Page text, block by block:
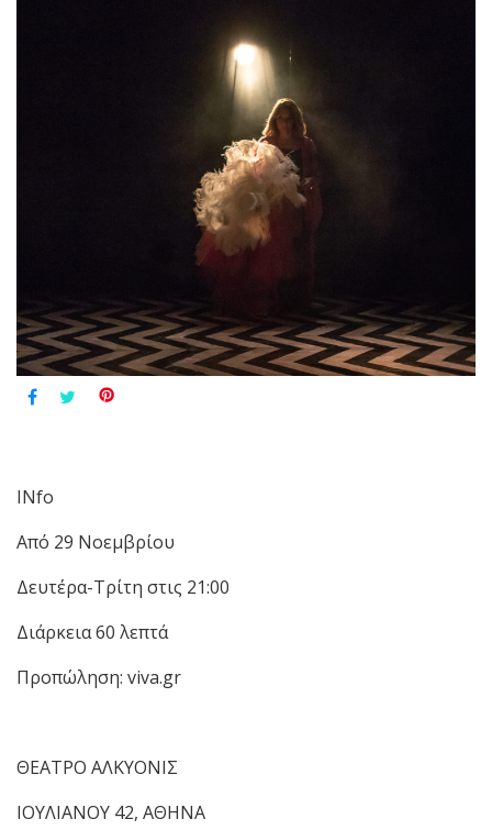
INfo
Από 29 Νοεμβρίου
Δευτέρα-Τρίτη στις 21:00
Διάρκεια 60 λεπτά
Προπώληση: viva.gr
ΘΕΑΤΡΟ ΑΛΚΥΟΝΙΣ
ΙΟΥΛΙΑΝΟΥ 42, ΑΘΗΝΑ